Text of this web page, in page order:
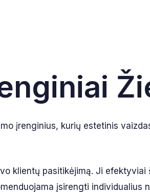
įrenginius, kurių estetinis
klientų pasitikėjimą. Ji
įsirengti